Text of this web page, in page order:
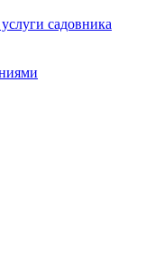
садовника